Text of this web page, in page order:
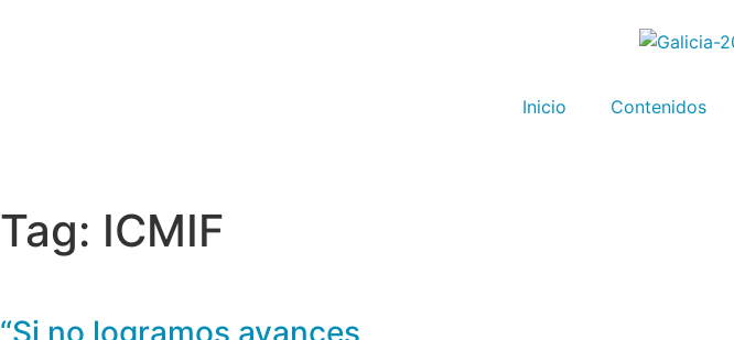
Inicio Contenidos
Tag: ICMIF
“Si no logramos avances